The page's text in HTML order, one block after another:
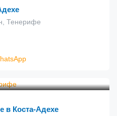
Тенерифе
в Коста-Адехе